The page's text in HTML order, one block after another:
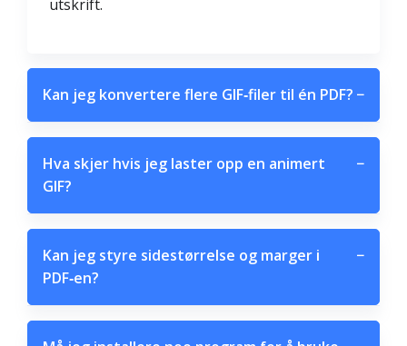
utskrift.
Kan jeg konvertere flere GIF‑filer til én PDF? −
Hva skjer hvis jeg laster opp en animert
GIF?
−
Kan jeg styre sidestørrelse og marger i
PDF‑en?
−